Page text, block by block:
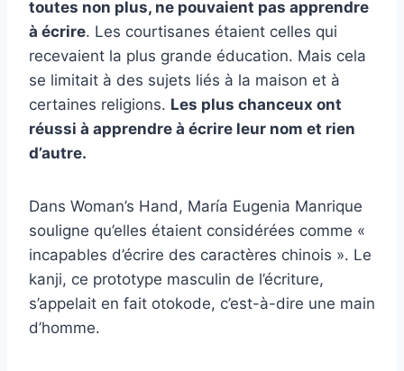
toutes non plus, ne pouvaient pas apprendre
à écrire. Les courtisanes étaient celles qui
recevaient la plus grande éducation. Mais cela
se limitait à des sujets liés à la maison et à
certaines religions. Les plus chanceux ont
réussi à apprendre à écrire leur nom et rien
d’autre.
Dans Woman’s Hand, María Eugenia Manrique
souligne qu’elles étaient considérées comme «
incapables d’écrire des caractères chinois ». Le
kanji, ce prototype masculin de l’écriture,
s’appelait en fait otokode, c’est-à-dire une main
d’homme.